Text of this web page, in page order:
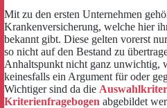
Mit zu den ersten Unternehmen
Krankenversicherung, welche hier
bekannt gibt. Diese gelten vorerst
so nicht auf den Bestand zu
Anhaltspunkt nicht ganz unwichtig,
keinesfalls ein Argument für oder
Wichtiger sind da die
Kriterienfragebogen abgebildet